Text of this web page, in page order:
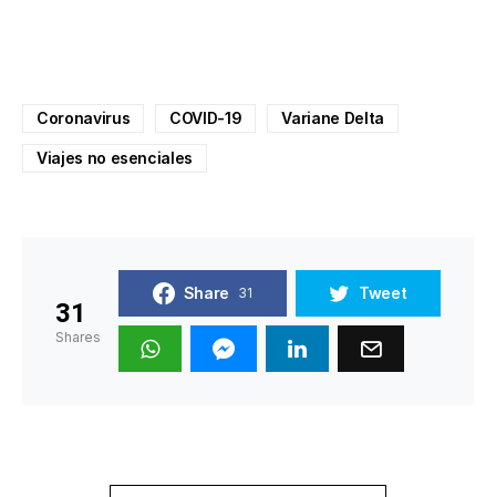
Coronavirus COVID-19 Variane Delta
Viajes no esenciales
31
Shares
Share 31 Tweet